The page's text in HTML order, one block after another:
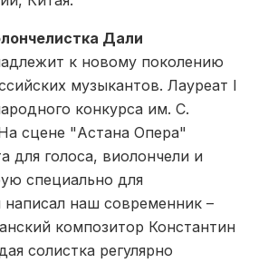
Дали
к новому поколению
музыкантов. Лауреат I
конкурса им. С.
сцене "Астана Опера"
для голоса, виолончели и
специально для
написал наш современник –
композитор Константин
солистка регулярно